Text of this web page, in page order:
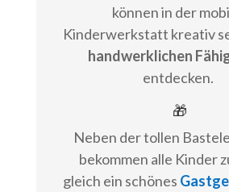
können in der
Kinderwerkstatt kreativ
handwerklichen
entdecken.
🎁
Neben der tollen
bekommen alle Kinder
gleich ein schönes